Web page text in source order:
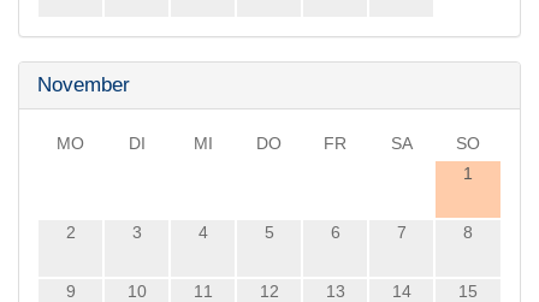
November
MO DI MI DO FR SA
SO
1
2 3 4 5 6 7 8
9 10 11 12 13 14 15